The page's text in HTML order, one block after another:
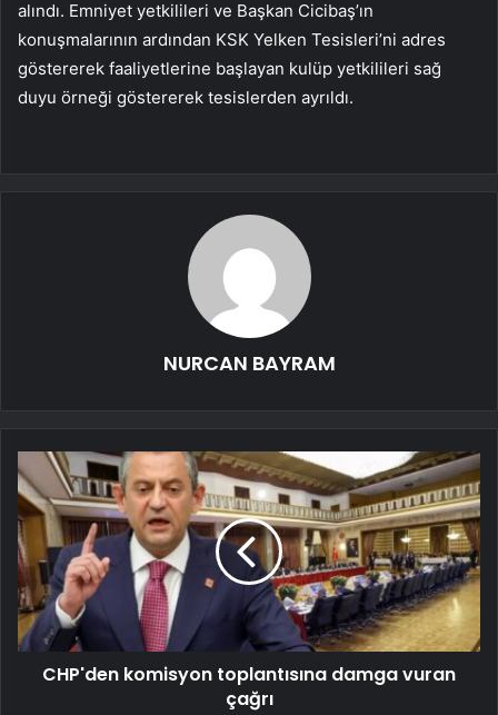
alındı. Emniyet yetkilileri ve Başkan Cicibaş’ın
konuşmalarının ardından KSK Yelken Tesisleri’ni adres
göstererek faaliyetlerine başlayan kulüp yetkilileri sağ
duyu örneği göstererek tesislerden ayrıldı.
NURCAN BAYRAM
CHP'den komisyon toplantısına damga vuran
çağrı